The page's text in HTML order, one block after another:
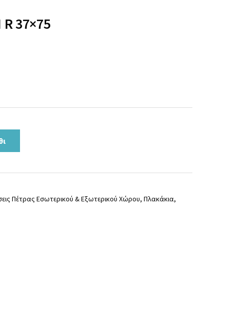
R 37×75
Πέτρας Εσωτερικού & Εξωτερικού Χώρου, Πλακάκια,